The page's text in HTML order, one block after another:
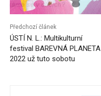
Předchozí článek
ÚSTÍ N. L.: Multikulturní
festival BAREVNÁ PLANETA
2022 už tuto sobotu